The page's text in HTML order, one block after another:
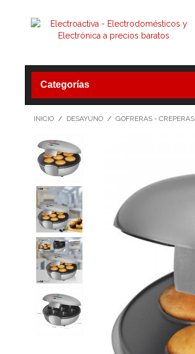
Categorías
INICIO / DESAYUNO / GOFRERAS - CREPERAS